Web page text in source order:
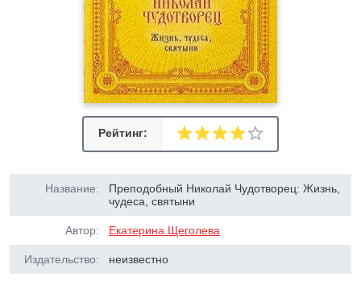
Рейтинг:
Название:
Преподобный Николай Чудотворец: Жизнь,
чудеса, святыни
Автор: Екатерина Щеголева
Издательство: неизвестно